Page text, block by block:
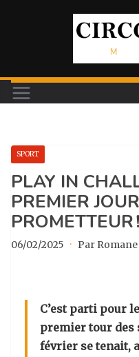
SPORT
PLAY IN
PREMIER
PROMETTEUR !
06/02/2025 · Par
C’est parti pour
premier tour des
février se tenait,